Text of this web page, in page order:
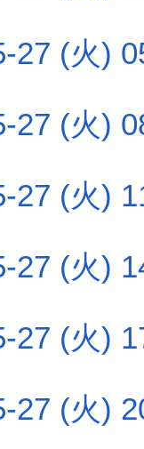
27 (火)
27 (火)
27 (火)
27 (火)
27 (火)
27 (火)